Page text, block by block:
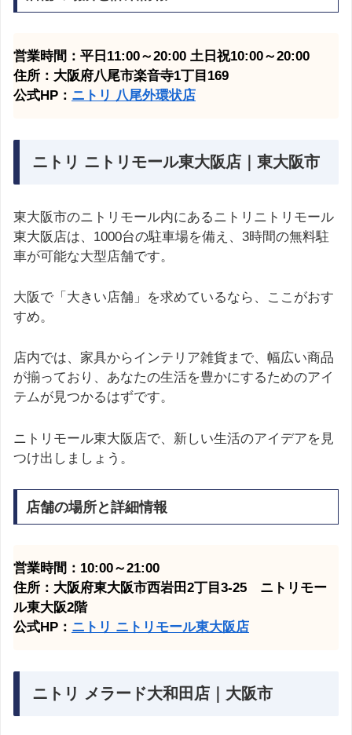
営業時間：平日11:00～20:00 土日祝10:00～20:00
住所：大阪府八尾市楽音寺1丁目169
公式HP： ニトリ 八尾外環状店
ニトリ ニトリモール東大阪店｜東大阪市
東大阪市のニトリモール内にあるニトリニトリモール
東大阪店は、1000台の駐車場を備え、3時間の無料駐
車が可能な大型店舗です。
大阪で「大きい店舗」を求めているなら、ここがおす
すめ。
店内では、家具からインテリア雑貨まで、幅広い商品
が揃っており、あなたの生活を豊かにするためのアイ
テムが見つかるはずです。
ニトリモール東大阪店で、新しい生活のアイデアを見
つけ出しましょう。
店舗の場所と詳細情報
営業時間：10:00～21:00
住所：大阪府東大阪市西岩田2丁目3-25 ニトリモー
ル東大阪2階
公式HP： ニトリ ニトリモール東大阪店
ニトリ メラード大和田店｜大阪市